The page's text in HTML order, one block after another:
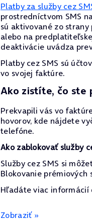
Platby za služby cez
prostredníctvom SMS
sú aktivované zo
alebo na
deaktivácie uvádza
Platby cez SMS sú
vo svojej faktúre.
Ako zistíte, čo ste
Prekvapili vás vo
hovorov, kde nájdete
telefóne.
Ako zablokovať služby
Služby cez SMS si
Blokovanie prémiových
Hľadáte viac informácií
Zobraziť »